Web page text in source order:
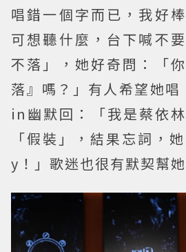
唱錯一個字而已，我好
可想聽什麼，台下喊不
不落」，她好奇問：「
落』嗎？」有人希望她
in幽默回：「我是蔡依
「假裝」，結果忘詞，
y！」歌迷也很有默契幫她